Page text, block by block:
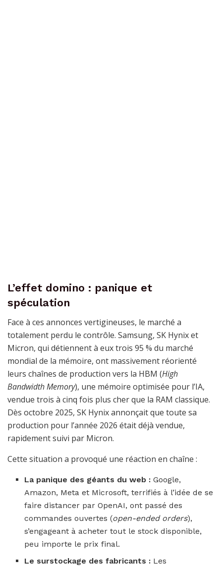
L’effet domino : panique et
spéculation
Face à ces annonces vertigineuses, le marché a
totalement perdu le contrôle. Samsung, SK Hynix et
Micron, qui détiennent à eux trois 95 % du marché
mondial de la mémoire, ont massivement réorienté
leurs chaînes de production vers la HBM (High
Bandwidth Memory), une mémoire optimisée pour l’IA,
vendue trois à cinq fois plus cher que la RAM classique.
Dès octobre 2025, SK Hynix annonçait que toute sa
production pour l’année 2026 était déjà vendue,
rapidement suivi par Micron.
Cette situation a provoqué une réaction en chaîne :
La panique des géants du web : Google,
Amazon, Meta et Microsoft, terrifiés à l’idée de se
faire distancer par OpenAI, ont passé des
commandes ouvertes (open-ended orders),
s’engageant à acheter tout le stock disponible,
peu importe le prix final.
Le surstockage des fabricants : Les